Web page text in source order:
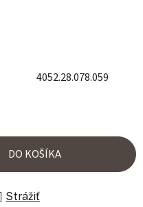
4052.28.078.059
DO KOŠÍKA
Strážiť